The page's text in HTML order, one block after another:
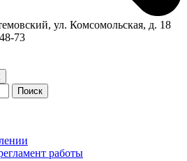
ул. Комсомольская, д. 18
73
Поиск
работы